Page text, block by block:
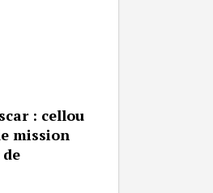
: cellou
mission